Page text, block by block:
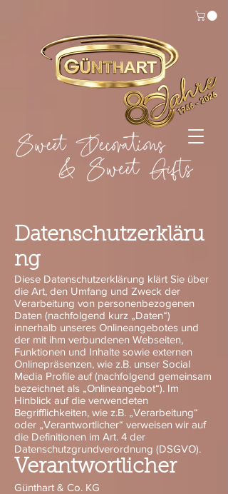
Datenschutzerkläru
ng
Diese Datenschutzerklärung klärt Sie über
die Art, den Umfang und Zweck der
Verarbeitung von personenbezogenen
Daten (nachfolgend kurz „Daten“)
innerhalb unseres Onlineangebotes und
der mit ihm verbundenen Webseiten,
Funktionen und Inhalte sowie externen
Onlinepräsenzen, wie z.B. unser Social
Media Profile auf (nachfolgend gemeinsam
bezeichnet als „Onlineangebot“). Im
Hinblick auf die verwendeten
Begrifflichkeiten, wie z.B. „Verarbeitung“
oder „Verantwortlicher“ verweisen wir auf
die Definitionen im Art. 4 der
Datenschutzgrundverordnung (DSGVO).
Verantwortlicher
Günthart & Co. KG